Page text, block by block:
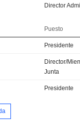
Director
Puesto
Presidente
Director/
Junta
Presidente